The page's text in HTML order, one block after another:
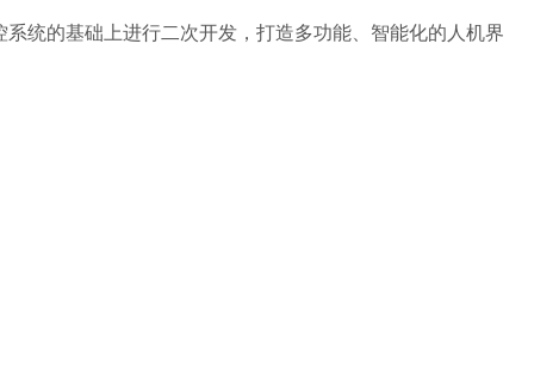
统的基础上进行二次开发，打造多功能、智能化的人机界